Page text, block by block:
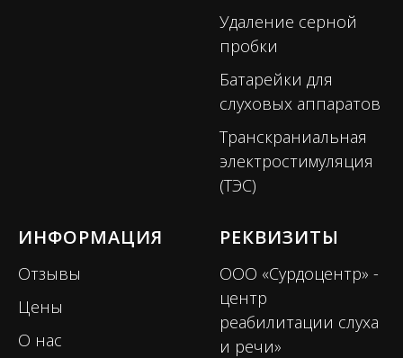
Удаление серной
пробки
Батарейки для
слуховых аппаратов
Транскраниальная
электростимуляция
(ТЭС)
ИНФОРМАЦИЯ
Отзывы
Цены
О нас
РЕКВИЗИТЫ
ООО «Сурдоцентр» -
центр
реабилитации слуха
и речи»